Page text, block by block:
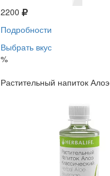
2200
Подробности
Выбрать вкус
%
Растительный напиток Алоэ